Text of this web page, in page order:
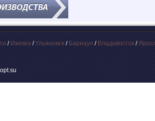
/ Ижевск /Ульяновск/ Барнаул/ Владивосток/